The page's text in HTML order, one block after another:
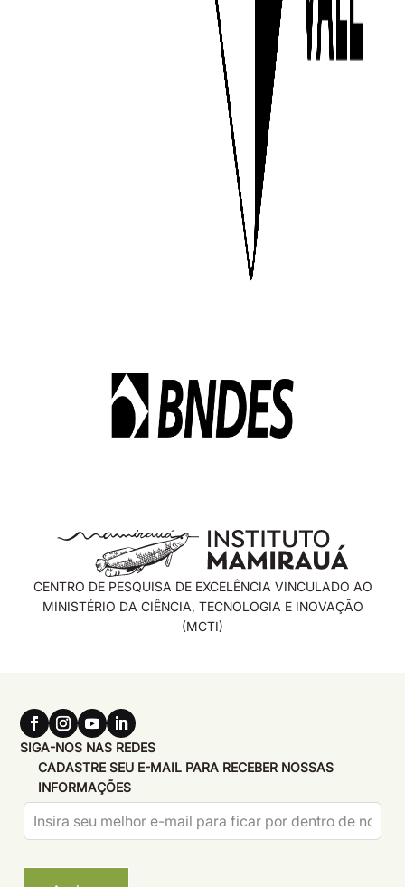
CENTRO DE PESQUISA DE EXCELÊNCIA VINCULADO AO
MINISTÉRIO DA CIÊNCIA, TECNOLOGIA E INOVAÇÃO
(MCTI)
SIGA-NOS NAS REDES
CADASTRE SEU E-MAIL PARA RECEBER NOSSAS
INFORMAÇÕES
Leave
this
blank